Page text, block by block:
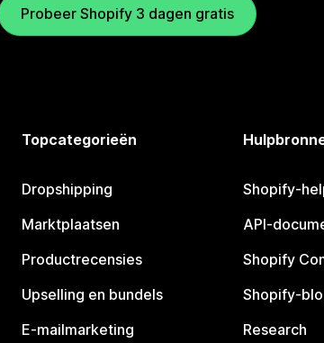
Probeer Shopify 3 dagen gratis
Topcategorieën
Dropshipping
Marktplaatsen
Productrecensies
Upselling en bundels
E-mailmarketing
Shopify-
API-
Shopify
Shopify-
Research